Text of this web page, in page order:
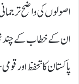
اصولوں کی واضح
ان کے خطاب کے چند
پاکستان کا تحفظ اور